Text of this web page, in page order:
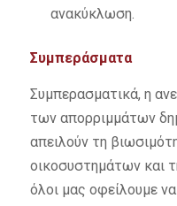
ανακύκλωση.
Συμπεράσματα
Συμπερασματικά, η
των απορριµµάτων
απειλούν τη
οικοσυστημάτων και
όλοι μας οφείλουμε